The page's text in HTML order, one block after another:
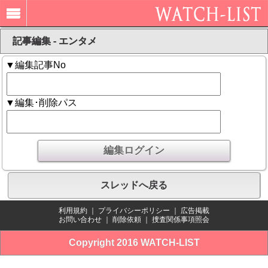
記事編集 - エンタメ
▼編集記事No
▼編集･削除パス
スレッドへ戻る
利用規約 プライバシーポリシー
広告掲載
お問い合わせ
削除依頼 捜査関係事項照会
Copyright 2016 WATCH-LIST